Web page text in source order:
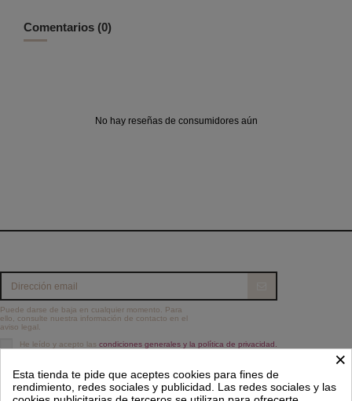
Comentarios (0)
No hay reseñas de consumidores aún
Puede darse de baja en cualquier momento. Para
ello, consulte nuestra información de contacto en el
aviso legal.
He leído y acepto las condiciones generales y la política de privacidad.
×
Esta tienda te pide que aceptes cookies para fines de
rendimiento, redes sociales y publicidad. Las redes sociales y las